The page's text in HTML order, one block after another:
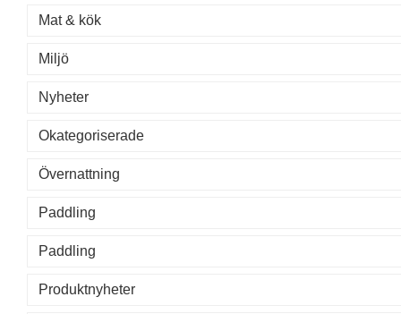
Mat & kök
Miljö
Nyheter
Okategoriserade
Övernattning
Paddling
Paddling
Produktnyheter